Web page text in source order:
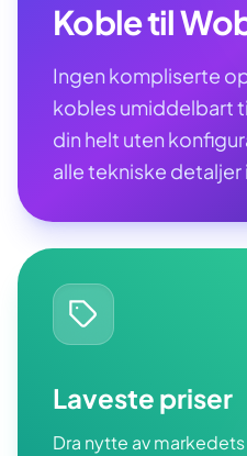
Koble til
Ingen kompliserte
kobles umiddelbart
din helt uten
alle tekniske detaljer
Laveste priser
Dra nytte av